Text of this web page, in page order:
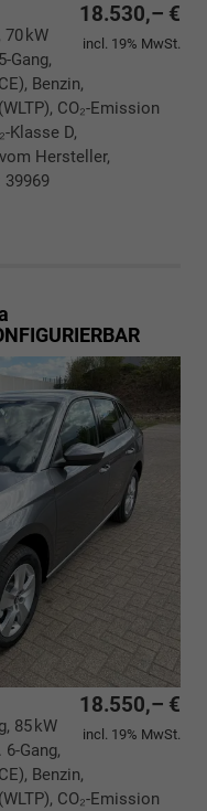
18.530,– €
incl. 19% MwSt.
70 kW
Gang,
Benzin,
CO₂-Emission
Klasse D,
Hersteller,
39969
18.550,– €
incl. 19% MwSt.
85 kW
Gang,
Benzin,
CO₂-Emission